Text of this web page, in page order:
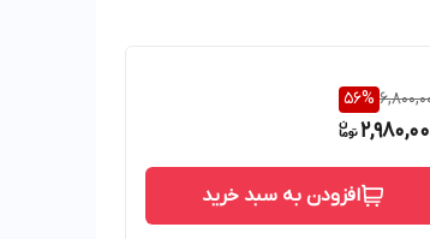
56%
افزودن به سبد خرید